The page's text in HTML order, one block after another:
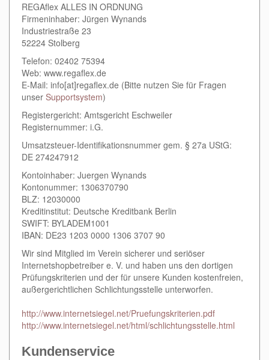
REGAflex ALLES IN ORDNUNG
Firmeninhaber: Jürgen Wynands
Industriestraße 23
52224 Stolberg
Telefon: 02402 75394
Web: www.regaflex.de
E-Mail: info[at]regaflex.de (Bitte nutzen Sie für Fragen
unser Supportsystem)
Registergericht: Amtsgericht Eschweiler
Registernummer: i.G.
Umsatzsteuer-Identifikationsnummer gem. § 27a UStG:
DE 274247912
Kontoinhaber: Juergen Wynands
Kontonummer: 1306370790
BLZ: 12030000
Kreditinstitut: Deutsche Kreditbank Berlin
SWIFT: BYLADEM1001
IBAN: DE23 1203 0000 1306 3707 90
Wir sind Mitglied im Verein sicherer und seriöser
Internetshopbetreiber e. V. und haben uns den dortigen
Prüfungskriterien und der für unsere Kunden kostenfreien,
außergerichtlichen Schlichtungsstelle unterworfen.
http://www.internetsiegel.net/Pruefungskriterien.pdf
http://www.internetsiegel.net/html/schlichtungsstelle.html
Kundenservice